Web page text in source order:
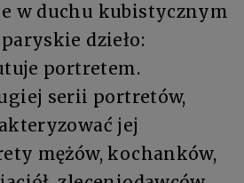
w duchu kubistycznym
dzieło:
portretem.
serii portretów,
jej
mężów, kochanków,